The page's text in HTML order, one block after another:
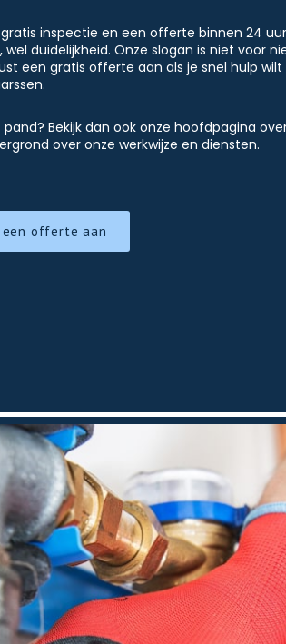
inspectie en een offerte binnen 24
duidelijkheid. Onze slogan is niet voor
een gratis offerte aan als je snel hulp wilt
Bekijk dan ook onze hoofdpagina
over onze werkwijze en diensten.
een offerte aan